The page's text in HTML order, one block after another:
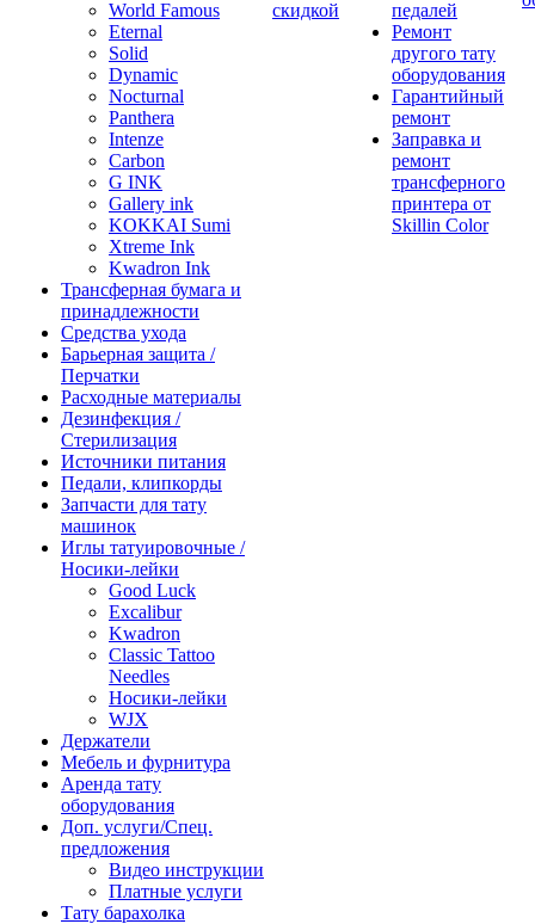
World Famous
Eternal
Solid
Dynamic
Nocturnal
Panthera
Intenze
Carbon
G INK
Gallery ink
KOKKAI Sumi
Xtreme Ink
Kwadron Ink
Трансферная бумага и
принадлежности
Средства ухода
Барьерная защита /
Перчатки
Расходные материалы
Дезинфекция /
Стерилизация
Источники питания
Педали, клипкорды
Запчасти для тату
машинок
Иглы татуировочные /
Носики-лейки
Good Luck
Excalibur
Kwadron
Classic Tattoo
Needles
Носики-лейки
WJX
Держатели
Мебель и фурнитура
Аренда тату
оборудования
Доп. услуги/Спец.
предложения
Видео инструкции
Платные услуги
Тату барахолка
скидкой
педалей
Ремонт
другого тату
оборудования
Гарантийный
ремонт
Заправка и
ремонт
трансферного
принтера от
Skillin Color